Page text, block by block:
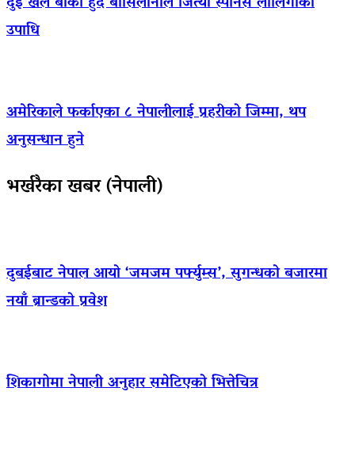
उपाधि
अमेरिकाले फर्काएका ८ नेपालीलाई प्रहरीको जिम्मा, थप
अनुसन्धान हुने
भर्खरैका खबर (नेपाली)
दुबईबाट नेपाल आयो ‘जमजम पर्फ्युम्स’, सुगन्धको बजारमा
नयाँ ब्रान्डको प्रवेश
शिकागोमा नेपाली अनुहार समेटिएको भित्तेचित्र